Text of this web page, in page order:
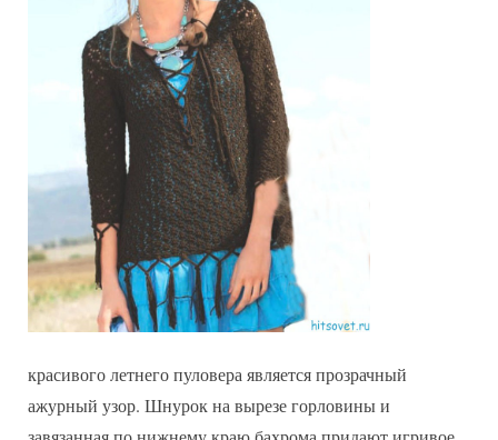
красивого летнего пуловера является прозрачный
ажурный узор. Шнурок на вырезе горловины и